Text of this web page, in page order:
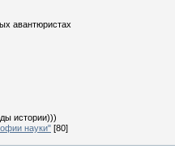
авантюристах
истории)))
науки" [80]